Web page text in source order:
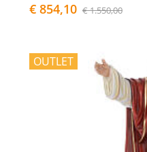
€ 854,10 € 1.550,00
OUTLET